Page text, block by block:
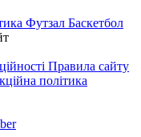
Футзал Баскетбол
Правила сайту
політика